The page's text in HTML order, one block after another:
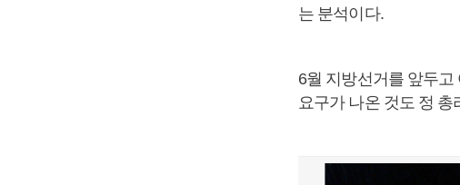
는 분석이다.
6월 지방선거를 앞두
요구가 나온 것도 정